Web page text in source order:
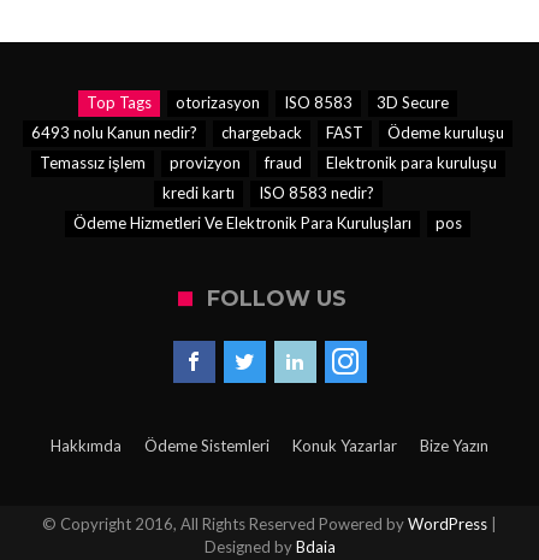
Top Tags otorizasyon ISO 8583
3D Secure
6493 nolu Kanun nedir?
chargeback FAST
Ödeme kuruluşu
Temassız işlem
provizyon fraud
Elektronik para kuruluşu
kredi kartı
ISO 8583 nedir?
Ödeme Hizmetleri Ve Elektronik Para Kuruluşları
pos
FOLLOW US
Hakkımda Ödeme Sistemleri Konuk Yazarlar Bize Yazın
© Copyright 2016, All Rights Reserved Powered byWordPress
Designed byBdaia